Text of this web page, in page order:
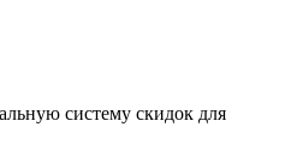
систему скидок для